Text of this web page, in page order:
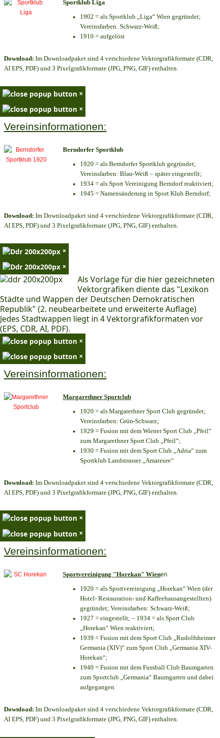
Sportklub Liga
1902 = als Sportklub „Liga“ Wien gegründet;
Vereinsfarben: Schwarz-Weiß;
1910 = aufgelöst
Download: Im Downloadpaket sind 4 verschiedene Vektorgrafikformate (CDR,
AI EPS, PDF) und 3 Pixelgrafikformate (JPG, PNG, GIF) enthalten.
×
×
Vereinsinformationen:
Berndorfer Sportklub
1920 = als Berndorfer Sportklub gegründet;
Vereinsfarben: Blau-Weiß – später eingestellt;
1934 = als Sport Vereinigung Berndorf reaktiviert;
1945 = Namensänderung in Sport Klub Berndorf;
Download: Im Downloadpaket sind 4 verschiedene Vektorgrafikformate (CDR,
AI EPS, PDF) und 3 Pixelgrafikformate (JPG, PNG, GIF) enthalten.
×
×
Als Vorlage für die hier gezeichneten
Vektorgrafiken diente das "Lexikon
Städte und Wappen der Deutschen Demokratischen
Republik" (2. neubearbeitete und erweiterte Auflage)
Jedes Stadtwappen liegt in 4 Vektorgrafikformaten vor
(EPS, CDR, AI, PDF).
×
×
Vereinsinformationen:
Margarethner Sportclub
1920 = als Margarethner Sport Club gegründet;
Vereinsfarben: Grün-Schwarz;
1929 = Fusion mit dem Wiener Sport Club „Pfeil“
zum Margarethner Sport Club „Pfeil“;
1930 = Fusion mit dem Sport Club „Adria“ zum
Sportklub Landstrasser „Amateure“
Download: Im Downloadpaket sind 4 verschiedene Vektorgrafikformate (CDR,
AI EPS, PDF) und 3 Pixelgrafikformate (JPG, PNG, GIF) enthalten.
×
×
Vereinsinformationen:
Sportvereinigung "Horekan" Wienen
1920 = als Sportvereinigung „Horekan“ Wien (der
Hotel- Restauration- und Kaffeehausangestellten)
gegründet; Vereinsfarben: Schwarz-Weiß;
1927 = eingestellt; – 1934 = als Sport Club
„Horekan“ Wien reaktiviert;
1939 = Fusion mit dem Sport Club „Rudolfsheimer
Germania (XIV)“ zum Sport Club „Germania XIV-
Horekan“;
1940 = Fusion mit dem Fussball Club Baumgarten
zum Sportclub „Germania“ Baumgarten und dabei
aufgegangen
Download: Im Downloadpaket sind 4 verschiedene Vektorgrafikformate (CDR,
AI EPS, PDF) und 3 Pixelgrafikformate (JPG, PNG, GIF) enthalten.